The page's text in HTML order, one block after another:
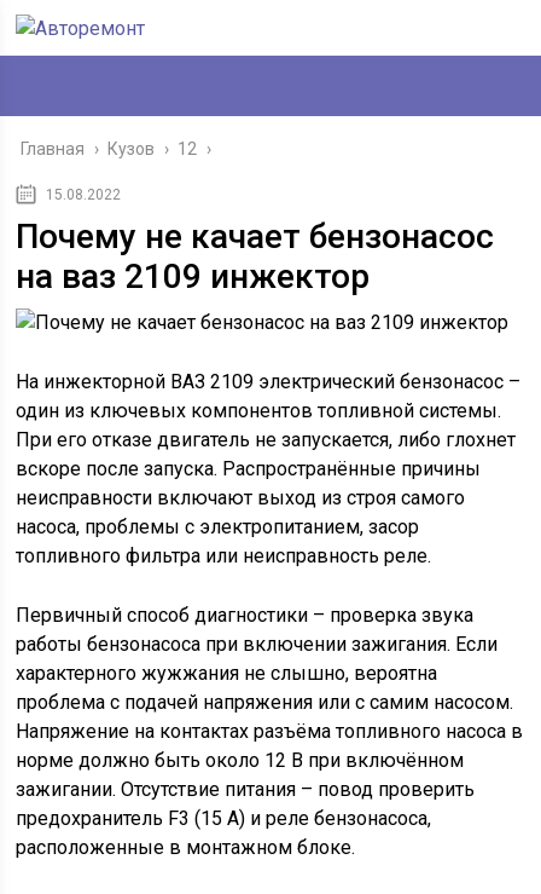
Главная › Кузов › 12 ›
15.08.2022
Почему не качает бензонасос
на ваз 2109 инжектор
На инжекторной ВАЗ 2109 электрический бензонасос –
один из ключевых компонентов топливной системы.
При его отказе двигатель не запускается, либо глохнет
вскоре после запуска. Распространённые причины
неисправности включают выход из строя самого
насоса, проблемы с электропитанием, засор
топливного фильтра или неисправность реле.
Первичный способ диагностики – проверка звука
работы бензонасоса при включении зажигания. Если
характерного жужжания не слышно, вероятна
проблема с подачей напряжения или с самим насосом.
Напряжение на контактах разъёма топливного насоса в
норме должно быть около 12 В при включённом
зажигании. Отсутствие питания – повод проверить
предохранитель F3 (15 А) и реле бензонасоса,
расположенные в монтажном блоке.